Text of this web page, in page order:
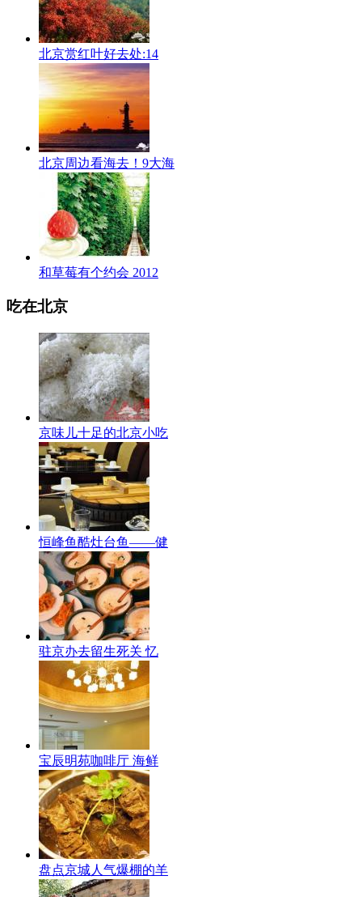
北京赏红叶好去处:14
北京周边看海去！9大海
和草莓有个约会 2012
吃在北京
京味儿十足的北京小吃
恒峰鱼酷灶台鱼——健
驻京办去留生死关 忆
宝辰明苑咖啡厅 海鲜
盘点京城人气爆棚的羊